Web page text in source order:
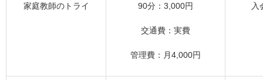
家庭教師のトライ 90分：3,000円
交通費：実費
管理費：月4,000円
入